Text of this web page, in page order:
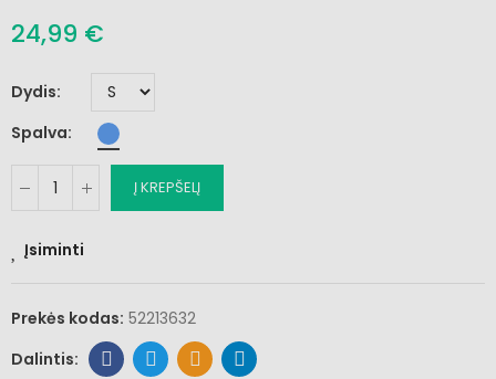
24,99 €
Dydis
Spalva
Į KREPŠELĮ
Įsiminti
Prekės kodas: 52213632